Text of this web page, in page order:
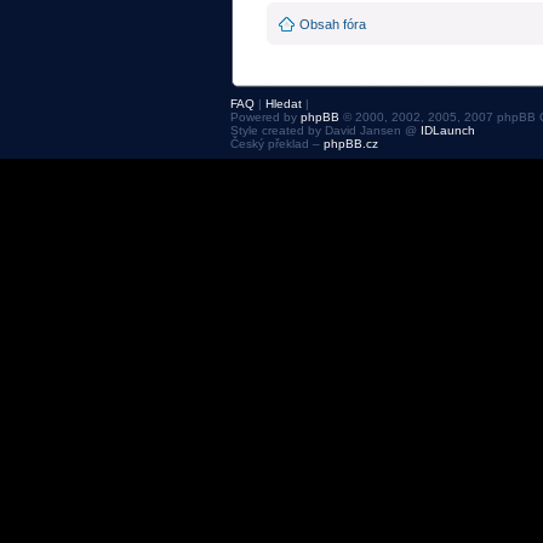
Obsah fóra
FAQ | Hledat |
Powered by phpBB © 2000, 2002, 2005, 2007 phpBB
Style created by David Jansen @ IDLaunch
Český překlad – phpBB.cz